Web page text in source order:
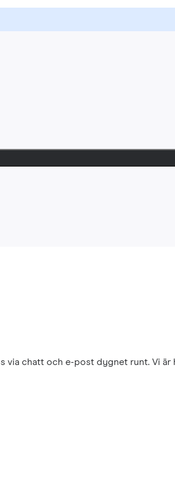
via chatt och e-post dygnet runt. Vi är